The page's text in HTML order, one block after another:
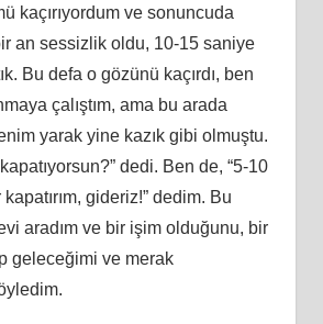
kaçırıyordum ve sonuncuda
an sessizlik oldu, 10-15 saniye
Bu defa o gözünü kaçırdı, ben
çalıştım, ama bu arada
yarak yine kazık gibi olmuştu.
dedi. Ben de, “5-10
gideriz!” dedim. Bu
aradım ve bir işim olduğunu, bir
geleceğimi ve merak